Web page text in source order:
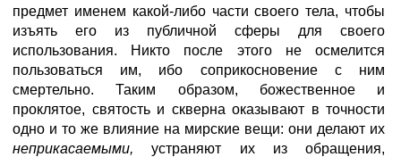
предмет именем какой-либо части своего тела, чтобы
изъять его из публичной сферы для своего
использования. Никто после этого не осмелится
пользоваться им, ибо соприкосновение с ним
смертельно. Таким образом, божественное и
проклятое, святость и скверна оказывают в точности
одно и то же влияние на мирские вещи: они делают их
неприкасаемыми,устраняют их из обращения,